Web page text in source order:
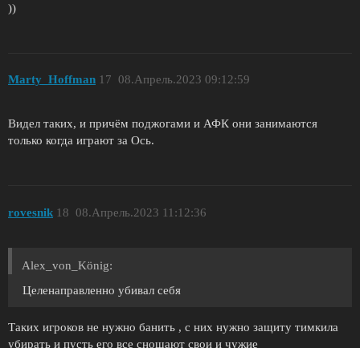
))
Marty_Hoffman 08.Апрель.2023 09:12:59
17
Видел таких, и причём поджогами и АФК они занимаются
только когда играют за Ось.
rovesnik 08.Апрель.2023 11:12:36
18
Alex_von_König:
Целенаправленно убивал себя
Таких игроков не нужно банить , с них нужно защиту тимкила
убирать и пусть его все сношают свои и чужие